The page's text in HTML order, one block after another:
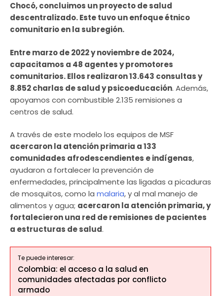
Chocó, concluimos un proyecto de salud
descentralizado. Este tuvo un enfoque étnico
comunitario en la subregión.
Entre marzo de 2022 y noviembre de 2024,
capacitamos a 48 agentes y promotores
comunitarios. Ellos realizaron 13.643 consultas y
8.852 charlas de salud y psicoeducación. Además,
apoyamos con combustible 2.135 remisiones a
centros de salud.
A través de este modelo los equipos de MSF
acercaron la atención primaria a 133
comunidades afrodescendientes e indígenas,
ayudaron a fortalecer la prevención de
enfermedades, principalmente las ligadas a picaduras
de mosquitos, como la malaria, y al mal manejo de
alimentos y agua; acercaron la atención primaria, y
fortalecieron una red de remisiones de pacientes
a estructuras de salud.
Te puede interesar:
Colombia: el acceso a la salud en
comunidades afectadas por conflicto
armado